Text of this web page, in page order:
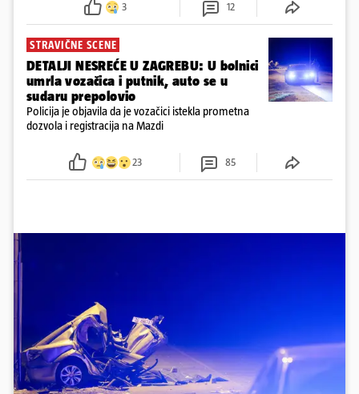
3 12
STRAVIČNE SCENE
DETALJI NESREĆE U ZAGREBU: U bolnici
umrla vozačica i putnik, auto se u
sudaru prepolovio
Policija je objavila da je vozačici istekla prometna
dozvola i registracija na Mazdi
23 85